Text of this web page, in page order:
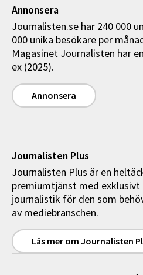
Annonsera
Journalisten.se har 240 000
000 unika besökare per
Magasinet Journalisten har
ex (2025).
Annonsera
Journalisten Plus
Journalisten Plus är en
premiumtjänst med exklusivt
journalistik för den som
av mediebranschen.
Läs mer om Journalisten